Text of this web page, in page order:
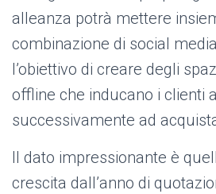
alleanza potrà mettere
combinazione di social
l’obiettivo di creare degli
offline che inducano i clienti
successivamente ad
Il dato impressionante è
crescita dall’anno di